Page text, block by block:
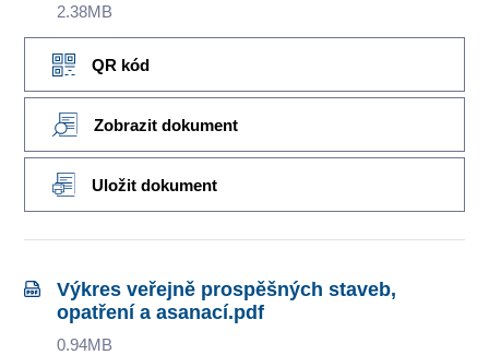
2.38MB
QR kód
Zobrazit dokument
Uložit dokument
Výkres veřejně prospěšných staveb,
opatření a asanací.pdf
0.94MB